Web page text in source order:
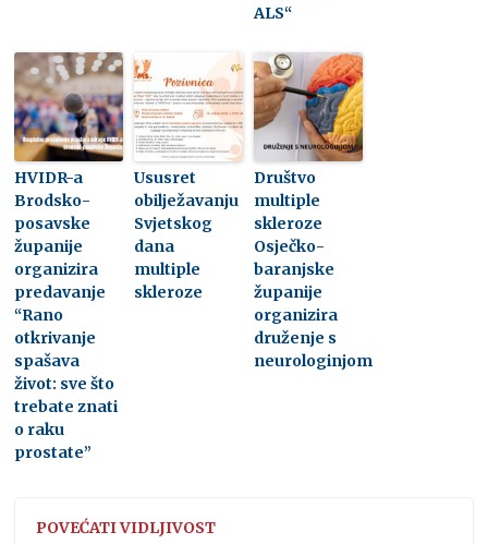
ALS“
HVIDR-a
Brodsko-
posavske
županije
organizira
predavanje
“Rano
otkrivanje
spašava
život: sve što
trebate znati
o raku
prostate”
Ususret
obilježavanju
Svjetskog
dana
multiple
skleroze
Društvo
multiple
skleroze
Osječko-
baranjske
županije
organizira
druženje s
neurologinjom
POVEĆATI VIDLJIVOST